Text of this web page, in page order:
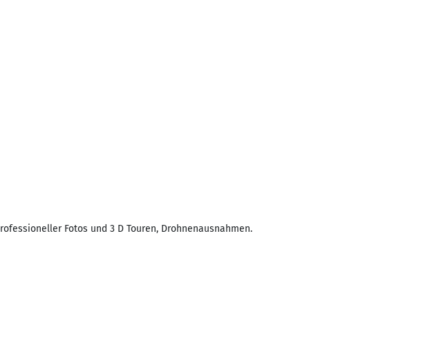
Fotos und 3 D Touren, Drohnenausnahmen.